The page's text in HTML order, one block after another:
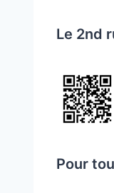
Le 2nd
Pour